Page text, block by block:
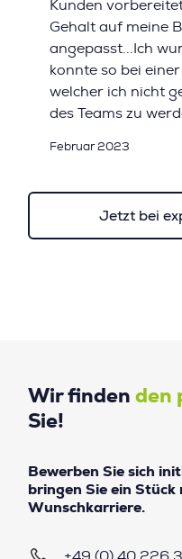
Kunden
Gehalt auf meine
angepasst...Ich
konnte so bei
welcher ich nicht
des Teams zu
Februar 2023
Jetzt bei
Wir finden den
Sie!
Bewerben Sie sich
bringen Sie ein Stück
Wunschkarriere.